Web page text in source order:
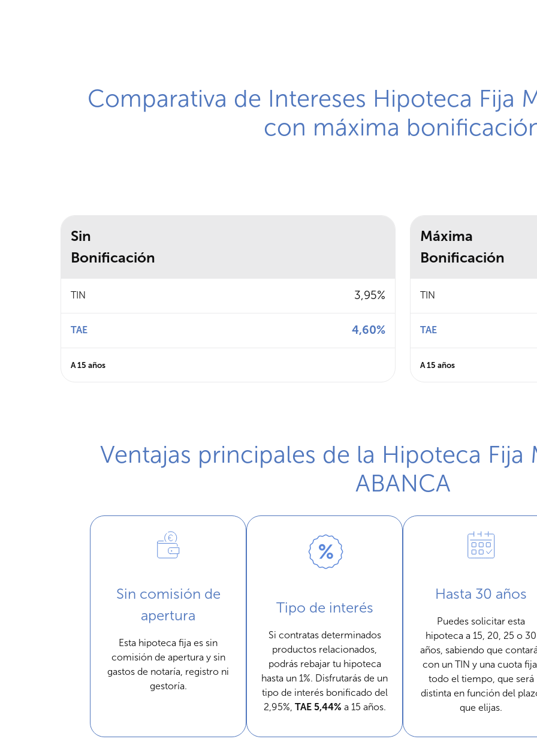
Comparativa de Intereses Hipoteca Fija
con máxima
Sin
Bonificación
Característica
TIN 3,95%
TAE 4,60%
A 15 años
Máxima
Bonificación
Característica
TIN
TAE
A 15 años
Ventajas principales de la Hipoteca Fija
ABANCA
Sin comisión de
apertura
Esta hipoteca fija es sin
comisión de apertura y sin
gastos de notaría, registro ni
gestoría.
Tipo de interés
Si contratas determinados
productos relacionados,
podrás rebajar tu hipoteca
hasta un 1%. Disfrutarás de un
tipo de interés bonificado del
2,95%, TAE 5,44% a 15 años.
Hasta 30 años
Puedes solicitar esta
hipoteca a 15, 20, 25 o 30
años, sabiendo que
con un TIN y una cuota
todo el tiempo, que será
distinta en función del
que elijas.